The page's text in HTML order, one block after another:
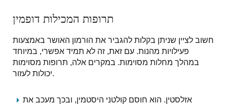
תרופות המכילות דופמין
חשוב לציין שניתן בקלות להגביר את הורמון האושר באמצעות
פעילויות מהנות. עם זאת, זה לא תמיד אפשרי, במיוחד
במהלך מחלות מסוימות. במקרים אלה, תרופות מסוימות
יכולות לעזור.
אזלסטין. הוא חוסם קולטני היסטמין, ובכך מעכב את